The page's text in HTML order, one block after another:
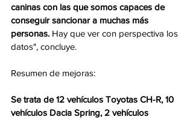
caninas con las que somos capaces de
conseguir sancionar a muchas más
personas. Hay que ver con perspectiva los
datos", concluye.
Resumen de mejoras:
Se trata de 12 vehículos Toyotas CH-R, 10
vehículos Dacia Spring, 2 vehículos